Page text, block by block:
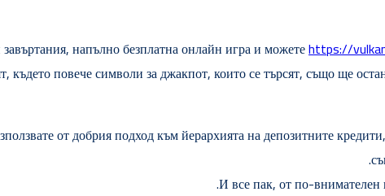
напълно безплатна онлайн игра и можетеhttps://
където повече символи за джакпот, които се търсят, също ще
от добрия подход към йерархията на депозитните
И все пак, от по-внимателен